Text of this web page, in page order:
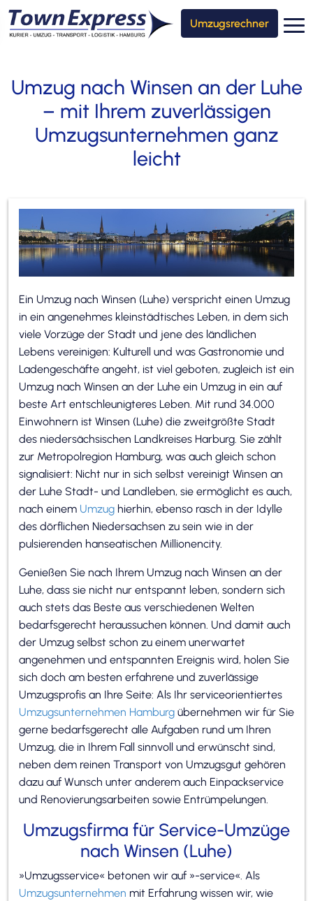
Umzugsrechner
Umzug nach Winsen an der Luhe
– mit Ihrem zuverlässigen
Umzugsunternehmen ganz
leicht
Ein Umzug nach Winsen (Luhe) verspricht einen Umzug
in ein angenehmes kleinstädtisches Leben, in dem sich
viele Vorzüge der Stadt und jene des ländlichen
Lebens vereinigen: Kulturell und was Gastronomie und
Ladengeschäfte angeht, ist viel geboten, zugleich ist ein
Umzug nach Winsen an der Luhe ein Umzug in ein auf
beste Art entschleunigteres Leben. Mit rund 34.000
Einwohnern ist Winsen (Luhe) die zweitgrößte Stadt
des niedersächsischen Landkreises Harburg. Sie zählt
zur Metropolregion Hamburg, was auch gleich schon
signalisiert: Nicht nur in sich selbst vereinigt Winsen an
der Luhe Stadt- und Landleben, sie ermöglicht es auch,
nach einem Umzug hierhin, ebenso rasch in der Idylle
des dörflichen Niedersachsen zu sein wie in der
pulsierenden hanseatischen Millionencity.
Genießen Sie nach Ihrem Umzug nach Winsen an der
Luhe, dass sie nicht nur entspannt leben, sondern sich
auch stets das Beste aus verschiedenen Welten
bedarfsgerecht heraussuchen können. Und damit auch
der Umzug selbst schon zu einem unerwartet
angenehmen und entspannten Ereignis wird, holen Sie
sich doch am besten erfahrene und zuverlässige
Umzugsprofis an Ihre Seite: Als Ihr serviceorientiertes
Umzugsunternehmen Hamburg übernehmen wir für Sie
gerne bedarfsgerecht alle Aufgaben rund um Ihren
Umzug, die in Ihrem Fall sinnvoll und erwünscht sind,
neben dem reinen Transport von Umzugsgut gehören
dazu auf Wunsch unter anderem auch Einpackservice
und Renovierungsarbeiten sowie Entrümpelungen.
Umzugsfirma für Service-Umzüge
nach Winsen (Luhe)
»Umzugsservice« betonen wir auf »-service«. Als
Umzugsunternehmen mit Erfahrung wissen wir, wie